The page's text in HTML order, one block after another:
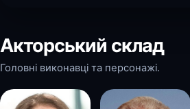
Акторський склад
Головні виконавці та персонажі.